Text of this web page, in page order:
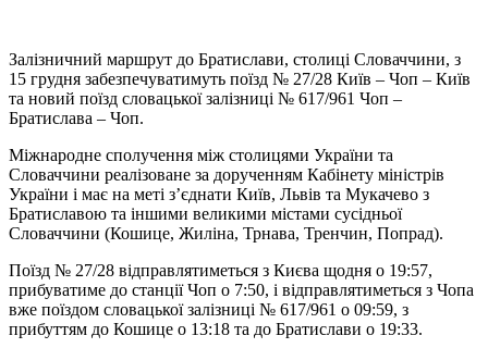
Залізничний маршрут до Братислави, столиці Словаччини, з
15 грудня забезпечуватимуть поїзд № 27/28 Київ – Чоп – Київ
та новий поїзд словацької залізниці № 617/961 Чоп –
Братислава – Чоп.
Міжнародне сполучення між столицями України та
Словаччини реалізоване за дорученням Кабінету міністрів
України і має на меті з’єднати Київ, Львів та Мукачево з
Братиславою та іншими великими містами сусідньої
Словаччини (Кошице, Жиліна, Трнава, Тренчин, Попрад).
Поїзд № 27/28 відправлятиметься з Києва щодня о 19:57,
прибуватиме до станції Чоп о 7:50, і відправлятиметься з Чопа
вже поїздом словацької залізниці № 617/961 о 09:59, з
прибуттям до Кошице о 13:18 та до Братислави о 19:33.